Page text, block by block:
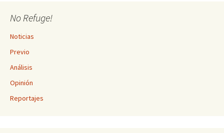
No Refuge!
Noticias
Previo
Análisis
Opinión
Reportajes